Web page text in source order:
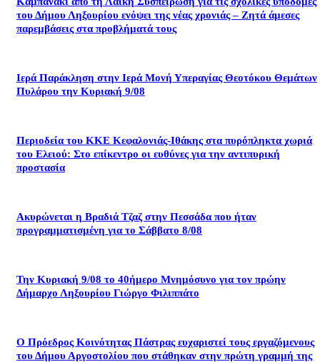
του Δήμου Ληξουρίου ενόψει της νέας χρονιάς – Ζητά άμεσες
παρεμβάσεις στα προβλήματά τους
Ιερά Παράκληση στην Ιερά Μονή Υπεραγίας Θεοτόκου Θεμάτων
Πυλάρου την Κυριακή 9/08
Περιοδεία του ΚΚΕ Κεφαλονιάς-Ιθάκης στα πυρόπληκτα χωριά
του Ελειού: Στο επίκεντρο οι ευθύνες για την αντιπυρική
προστασία
Ακυρώνεται η Βραδιά Τζαζ στην Πεσσάδα που ήταν
προγραμματισμένη για το Σάββατο 8/08
Την Κυριακή 9/08 το 40ήμερο Μνημόσυνο για τον πρώην
Δήμαρχο Ληξουρίου Γιώργο Φιλιππάτο
Ο Πρόεδρος Κοινότητας Πάστρας ευχαριστεί τους εργαζόμενους
του Δήμου Αργοστολίου που στάθηκαν στην πρώτη γραμμή της